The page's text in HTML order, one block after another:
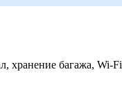
хранение багажа, Wi-